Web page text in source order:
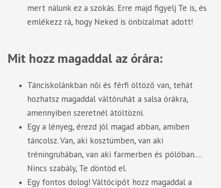
mert nálunk ez a szokás. Erre majd figyelj Te is, és
emlékezz rá, hogy Neked is önbizalmat adott!
Mit hozz magaddal az órára:
Tánciskolánkban női és férfi öltöző van, tehát
hozhatsz magaddal váltóruhát a salsa órákra,
amennyiben szeretnél átöltözni.
Egy a lényeg, érezd jól magad abban, amiben
táncolsz. Van, aki kosztümben, van aki
tréningruhában, van aki farmerben és pólóban....
Nincs szabály, Te döntöd el.
Egy fontos dolog! Váltócipőt hozz magaddal a